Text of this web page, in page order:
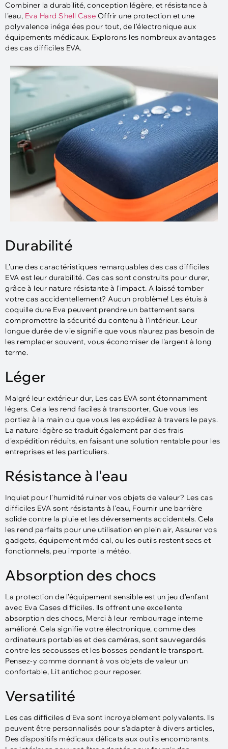
Combiner la durabilité, conception légère, et résistance à
l'eau, Eva Hard Shell Case Offrir une protection et une
polyvalence inégalées pour tout, de l'électronique aux
équipements médicaux. Explorons les nombreux avantages
des cas difficiles EVA.
Durabilité
L'une des caractéristiques remarquables des cas difficiles
EVA est leur durabilité. Ces cas sont construits pour durer,
grâce à leur nature résistante à l'impact. A laissé tomber
votre cas accidentellement? Aucun problème! Les étuis à
coquille dure Eva peuvent prendre un battement sans
compromettre la sécurité du contenu à l'intérieur. Leur
longue durée de vie signifie que vous n'aurez pas besoin de
les remplacer souvent, vous économiser de l'argent à long
terme.
Léger
Malgré leur extérieur dur, Les cas EVA sont étonnamment
légers. Cela les rend faciles à transporter, Que vous les
portiez à la main ou que vous les expédiiez à travers le pays.
La nature légère se traduit également par des frais
d'expédition réduits, en faisant une solution rentable pour les
entreprises et les particuliers.
Résistance à l'eau
Inquiet pour l'humidité ruiner vos objets de valeur? Les cas
difficiles EVA sont résistants à l'eau, Fournir une barrière
solide contre la pluie et les déversements accidentels. Cela
les rend parfaits pour une utilisation en plein air, Assurer vos
gadgets, équipement médical, ou les outils restent secs et
fonctionnels, peu importe la météo.
Absorption des chocs
La protection de l'équipement sensible est un jeu d'enfant
avec Eva Cases difficiles. Ils offrent une excellente
absorption des chocs, Merci à leur rembourrage interne
amélioré. Cela signifie votre électronique, comme des
ordinateurs portables et des caméras, sont sauvegardés
contre les secousses et les bosses pendant le transport.
Pensez-y comme donnant à vos objets de valeur un
confortable, Lit antichoc pour reposer.
Versatilité
Les cas difficiles d'Eva sont incroyablement polyvalents. Ils
peuvent être personnalisés pour s'adapter à divers articles,
Des dispositifs médicaux délicats aux outils encombrants.